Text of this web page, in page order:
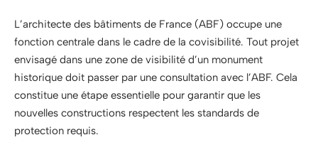
L’architecte des bâtiments de France (ABF) occupe une
fonction centrale dans le cadre de la covisibilité. Tout projet
envisagé dans une zone de visibilité d’un monument
historique doit passer par une consultation avec l’ABF. Cela
constitue une étape essentielle pour garantir que les
nouvelles constructions respectent les standards de
protection requis.